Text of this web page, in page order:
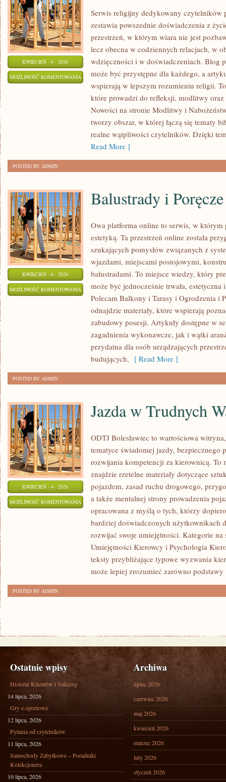
KWIECIEŃ - 6 - 2026
MOŻLIWOŚĆ KOMENTOWANIA MODLITWY
NABOŻEŃSTWA
Serwis religijny dedykowany czytelników
zestawia powszednie doświadczenia z
przestrzeń, w którym wiara nie jest
lecz obecna w codziennych relacjach, w
wdzięczności i w doświadczeniach. Blog
może być przystępne dla każdego, a
wspierają w lepszym rozumieniu religii.
które prowadzi do refleksji, modlitwy
Nowości na stronie Modlitwy i
tworzy obszar, w której łączą się tematy
realne wątpliwości czytelników. Dzięki
Read More ]
POSTED BY ADMIN
KWIECIEŃ - 6 - 2026
MOŻLIWOŚĆ KOMENTOWANIA BALUSTRADY
PORĘCZE
Balustrady i Poręcze
Owa platforma online to serwis, w którym
estetyką. Ta przestrzeń online została
szukających pomysłów związanych z
wjazdami, miejscami postojowymi,
balustradami. To miejsce wiedzy, który
może być jednocześnie trwała,
Polecam Balkony i Tarasy i Ogrodzenia i
odnajdzie materiały, które wspierają
zabudowy posesji. Artykuły dostępne w
zagadnienia wykonawcze, jak i wątki
przydatna dla osób urządzających
budujących, [ Read More ]
POSTED BY ADMIN
KWIECIEŃ - 4 - 2026
MOŻLIWOŚĆ KOMENTOWANIA JAZDA
TRUDNYCH
WARUNKACH
Jazda w Trudnych
ODTJ Bolesławiec to wartościowa
tematyce świadomej jazdy, bezpiecznego
rozwijania kompetencji za kierownicą.
znajdzie rzetelne materiały dotyczące
pojazdem, zasad ruchu drogowego,
a także mentalnej strony prowadzenia
opracowana z myślą o tych, którzy
bardziej doświadczonych użytkownikach
rozwijać swoje umiejętności. Kategorie
Umiejętności Kierowcy i Psychologia
teksty przybliżające typowe wyzwania
może lepiej zrozumieć zarówno podstawy
POSTED BY ADMIN
Ostatnie wpisy
Historie Klientów i Sukcesy
14 lipca, 2026
Gry e-sportowe
12 lipca, 2026
Pytania od czytelników
11 lipca, 2026
Samochody Zabytkowe – Poradniki
Kolekcjonera
10 lipca, 2026
Archiwa
lipiec 2026
czerwiec 2026
maj 2026
kwiecień 2026
marzec 2026
luty 2026
styczeń 2026